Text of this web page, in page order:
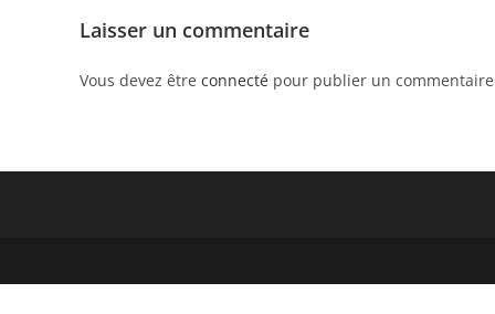
Laisser un commentaire
Vous devez être connecté pour publier un